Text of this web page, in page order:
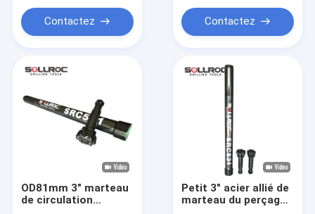
Système de forage à surcharge symétrique
système de forage d'odex
Peu de perceuse d'entrave
Outils de forage à marteaux
Buttons coniques
Outils de perçage de noyaux de diamants
Contactez Contactez
OD81mm 3" marteau
de circulation
Petit 3" acier allié de
marteau du perçage